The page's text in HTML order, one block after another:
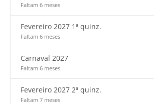
Faltam 6 meses
Fevereiro 2027 1ª quinz.
Faltam 6 meses
Carnaval 2027
Faltam 6 meses
Fevereiro 2027 2ª quinz.
Faltam 7 meses